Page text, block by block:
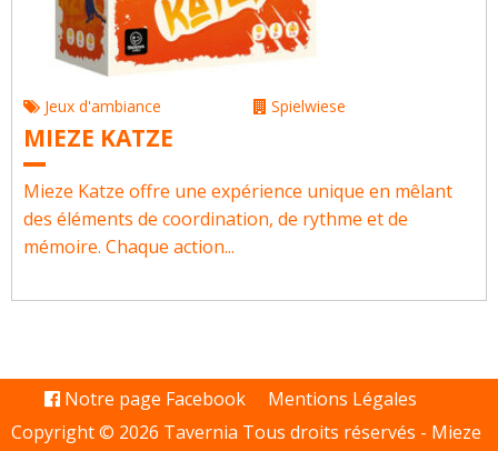
Jeux d'ambiance Spielwiese
MIEZE KATZE
Mieze Katze offre une expérience unique en mêlant
des éléments de coordination, de rythme et de
mémoire. Chaque action...
Notre page Facebook
Mentions Légales
Copyright © 2026 Tavernia Tous droits réservés - Mieze